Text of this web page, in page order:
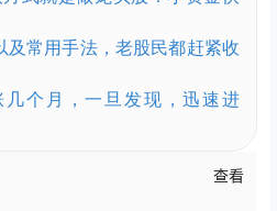
及常用手法，老股民都赶紧收
几个月，一旦发现，迅速进
查看